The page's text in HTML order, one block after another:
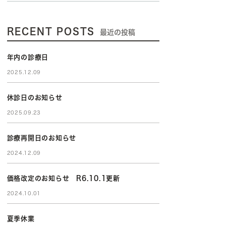
RECENT POSTS 最近の投稿
年内の診療日
2025.12.09
休診日のお知らせ
2025.09.23
診療再開日のお知らせ
2024.12.09
価格改定のお知らせ R6.10.1更新
2024.10.01
夏季休業